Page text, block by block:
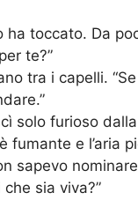
ha toccato. Da
te?”
tra i capelli. “Se
solo furioso
fumante e l’aria
sapevo
sia viva?”